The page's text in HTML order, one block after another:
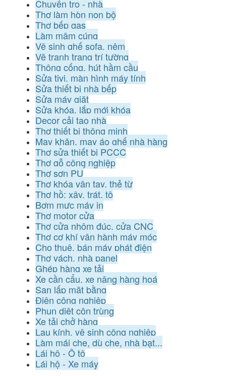
Chuyển trọ - nhà
Thợ làm hòn non bộ
Thợ bếp gas
Làm mâm cúng
Vệ sinh ghế sofa, nệm
Vẽ tranh trang trí tường
Thông cống, hút hầm cầu
Sửa tivi, màn hình máy tính
Sửa thiết bị nhà bếp
Sửa máy giặt
Sửa khóa, lắp mới khóa
Decor cải tạo nhà
Thợ thiết bị thông minh
May khăn, may áo ghế nhà hàng
Thợ sửa thiết bị PCCC
Thợ gỗ công nghiệp
Thợ sơn PU
Thợ khóa vân tay, thẻ từ
Thợ hồ: xây, trát, tô
Bơm mực máy in
Thợ motor cửa
Thợ cửa nhôm đúc, cửa CNC
Thợ cơ khí vận hành máy móc
Cho thuê, bán máy phát điện
Thợ vách, nhà panel
Ghép hàng xe tải
Xe cần cẩu, xe nâng hàng hoá
San lấp mặt bằng
Điện công nghiệp
Phun diệt côn trùng
Xe tải chở hàng
Lau kính, vệ sinh công nghiệp
Làm mái che, dù che, nhà bạt...
Lái hộ - Ô tô
Lái hộ - Xe máy